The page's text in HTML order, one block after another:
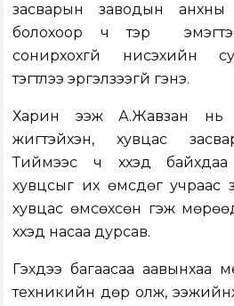
засварын заводын
болохоор ч тэр үү
сонирхохгүй нисэхийн
тэгтлээ эргэлзээгүй гэнэ.
Харин ээж А.Жавзан нь
жигтэйхэн, хувцас
Тиймээс ч хүүхэд
хувцсыг их өмсдөг учраас
хувцас өмсөхсөн гэж
хүүхэд насаа дурсав.
Гэхдээ багаасаа аавынхаа
техникийн дөр олж,